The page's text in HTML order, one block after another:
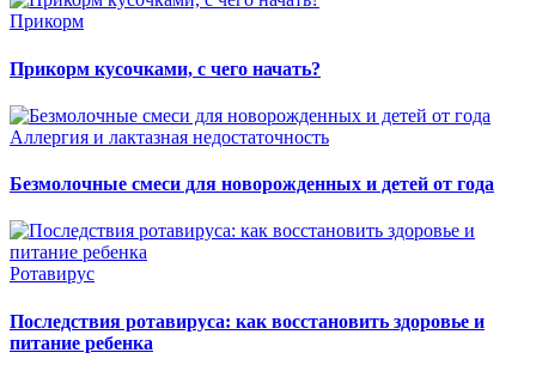
Прикорм
Прикорм кусочками, с чего начать?
Аллергия и лактазная недостаточность
Безмолочные смеси для новорожденных и детей от года
Ротавирус
Последствия ротавируса: как восстановить здоровье и
питание ребенка